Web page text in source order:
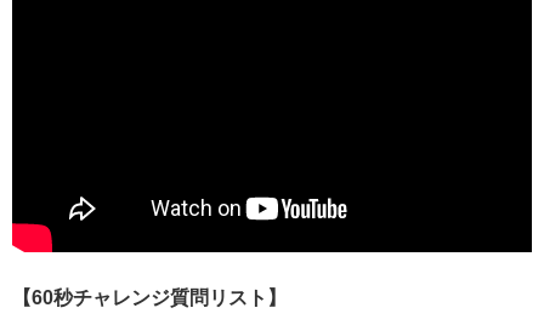
【60秒チャレンジ質問リスト】